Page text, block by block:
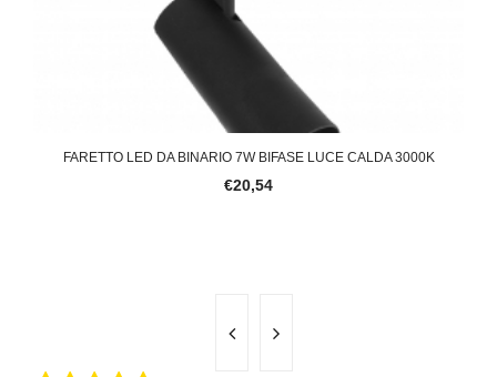
FARETTO LED DA BINARIO 7W BIFASE LUCE CALDA 3000K
€20,54